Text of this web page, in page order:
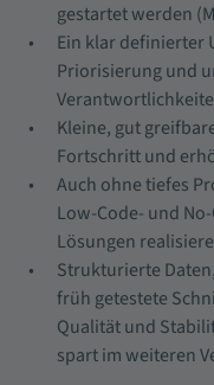
gestartet werden
Ein klar definierter
Priorisierung und
Kleine, gut
Fortschritt und
Auch ohne tiefes
Low-Code- und
Lösungen
Strukturierte
früh getestete
Qualität und
spart im weiteren